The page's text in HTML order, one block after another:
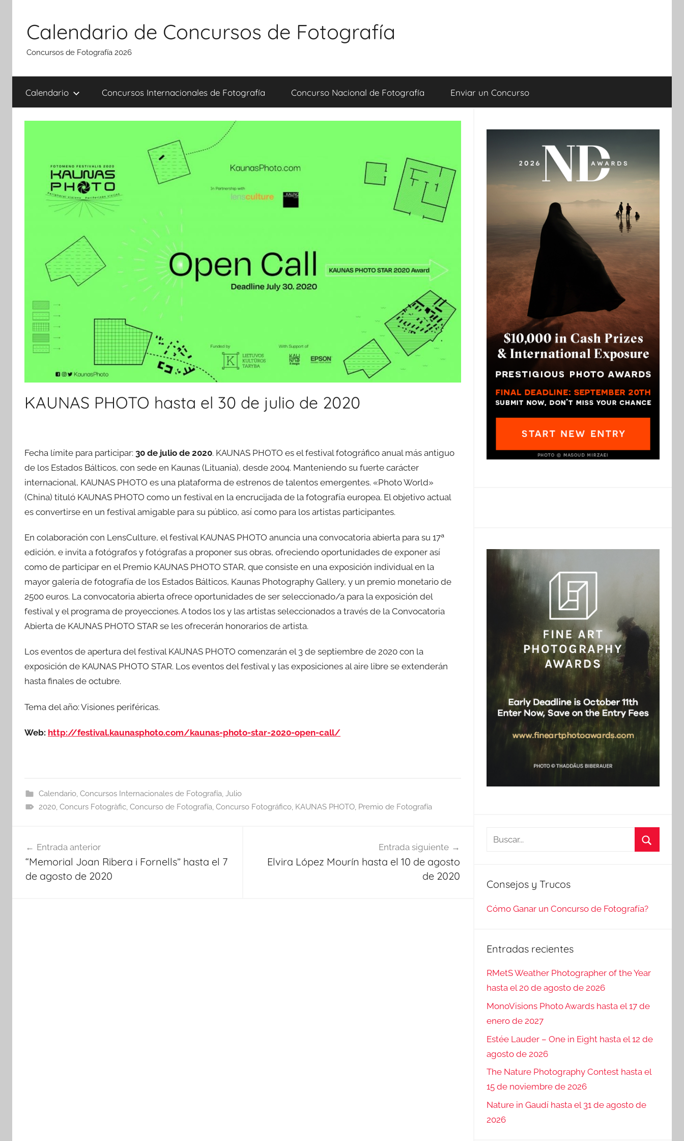
contenido
Calendario de Concursos de Fotografía
Concursos de Fotografía 2026
Calendario Concursos Internacionales de Fotografía Concurso Nacional de Fotografía Enviar un Concurso
KAUNAS PHOTO hasta el 30 de julio de 2020
Fecha límite para participar: 30 de julio de 2020. KAUNAS PHOTO es el festival fotográfico anual más antiguo
de los Estados Bálticos, con sede en Kaunas (Lituania), desde 2004. Manteniendo su fuerte carácter
internacional, KAUNAS PHOTO es una plataforma de estrenos de talentos emergentes. «Photo World»
(China) tituló KAUNAS PHOTO como un festival en la encrucijada de la fotografía europea. El objetivo actual
es convertirse en un festival amigable para su público, así como para los artistas participantes.
En colaboración con LensCulture, el festival KAUNAS PHOTO anuncia una convocatoria abierta para su 17ª
edición, e invita a fotógrafos y fotógrafas a proponer sus obras, ofreciendo oportunidades de exponer así
como de participar en el Premio KAUNAS PHOTO STAR, que consiste en una exposición individual en la
mayor galería de fotografía de los Estados Bálticos, Kaunas Photography Gallery, y un premio monetario de
2500 euros. La convocatoria abierta ofrece oportunidades de ser seleccionado/a para la exposición del
festival y el programa de proyecciones. A todos los y las artistas seleccionados a través de la Convocatoria
Abierta de KAUNAS PHOTO STAR se les ofrecerán honorarios de artista.
Los eventos de apertura del festival KAUNAS PHOTO comenzarán el 3 de septiembre de 2020 con la
exposición de KAUNAS PHOTO STAR. Los eventos del festival y las exposiciones al aire libre se extenderán
hasta finales de octubre.
Tema del año: Visiones periféricas.
Web: http://festival.kaunasphoto.com/kaunas-photo-star-2020-open-call/
Calendario, Concursos Internacionales de Fotografía, Julio
2020, Concurs Fotogràfic, Concurso de Fotografía, Concurso Fotográfico, KAUNAS PHOTO, Premio de Fotografía
de
entradas
Entrada anterior
“Memorial Joan Ribera i Fornells” hasta el 7
de agosto de 2020
Entrada siguiente
Elvira López Mourín hasta el 10 de agosto
de 2020
Buscar:
Consejos y Trucos
Cómo Ganar un Concurso de Fotografía?
Entradas recientes
RMetS Weather Photographer of the Year
hasta el 20 de agosto de 2026
MonoVisions Photo Awards hasta el 17 de
enero de 2027
Estée Lauder – One in Eight hasta el 12 de
agosto de 2026
The Nature Photography Contest hasta el
15 de noviembre de 2026
Nature in Gaudí hasta el 31 de agosto de
2026